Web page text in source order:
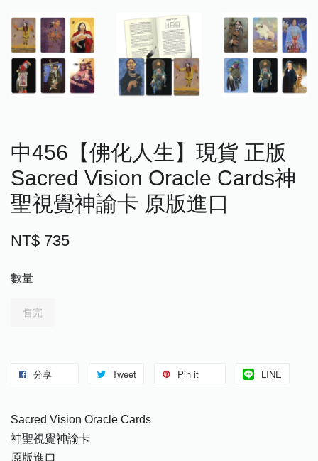
中456【佛化人生】現貨 正版
Sacred Vision Oracle Cards神
聖視覺神諭卡 原版進口
NT$ 735
數量
售完
分享 Tweet Pin it LINE
Sacred Vision Oracle Cards
神聖視覺神諭卡
原版進口